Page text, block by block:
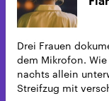
Drei Frauen
dem Mikrofon.
nachts allein
Streifzug mit